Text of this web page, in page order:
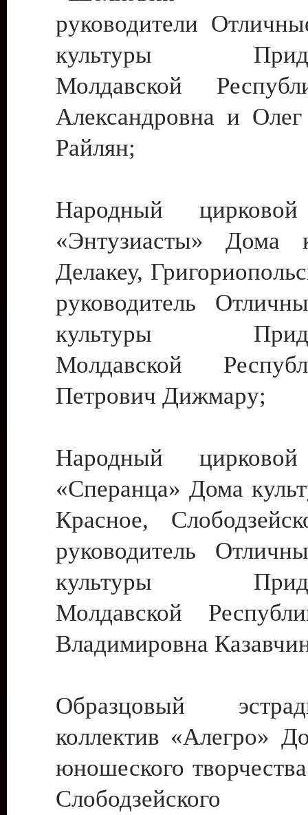
руководители
культуры
Молдавской
Александровна и
Райлян;
Народный цирковой
«Энтузиасты» Дома
Делакеу,
руководитель
культуры
Молдавской
Петрович Дижмару;
Народный цирковой
«Сперанца» Дома
Красное,
руководитель
культуры
Молдавской
Владимировна
Образцовый
коллектив «Алегро»
юношеского